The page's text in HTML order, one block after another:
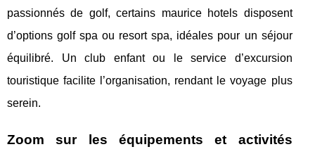
passionnés de golf, certains maurice hotels disposent
d’options golf spa ou resort spa, idéales pour un séjour
équilibré. Un club enfant ou le service d’excursion
touristique facilite l’organisation, rendant le voyage plus
serein.
Zoom sur les équipements et activités